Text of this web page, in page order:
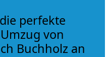
perfekte
von
Buchholz an